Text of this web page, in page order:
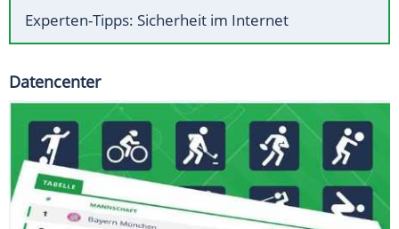
Experten-Tipps: Sicherheit im Internet
Datencenter